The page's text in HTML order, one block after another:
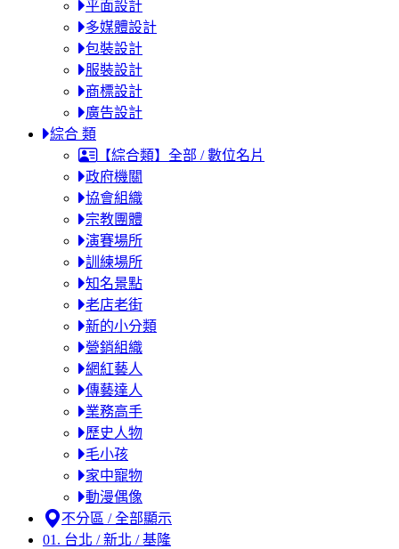
平面設計
多媒體設計
包裝設計
服裝設計
商標設計
廣告設計
綜合 類
【綜合類】全部 / 數位名片
政府機關
協會組織
宗教團體
演賽場所
訓練場所
知名景點
老店老街
新的小分類
營銷組織
網紅藝人
傳藝達人
業務高手
歷史人物
毛小孩
家中寵物
動漫偶像
不分區 / 全部顯示
01. 台北 / 新北 / 基隆